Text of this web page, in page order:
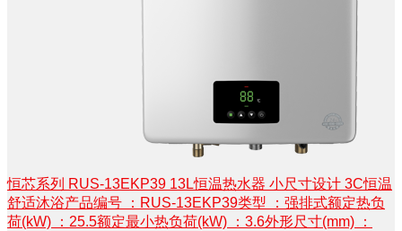
恒芯系列 RUS-13EKP39 13L恒温热水器 小尺寸设计 3C恒温
舒适沐浴产品编号 ：RUS-13EKP39类型 ：强排式额定热负
荷(kW) ：25.5额定最小热负荷(kW) ：3.6外形尺寸(mm) ：